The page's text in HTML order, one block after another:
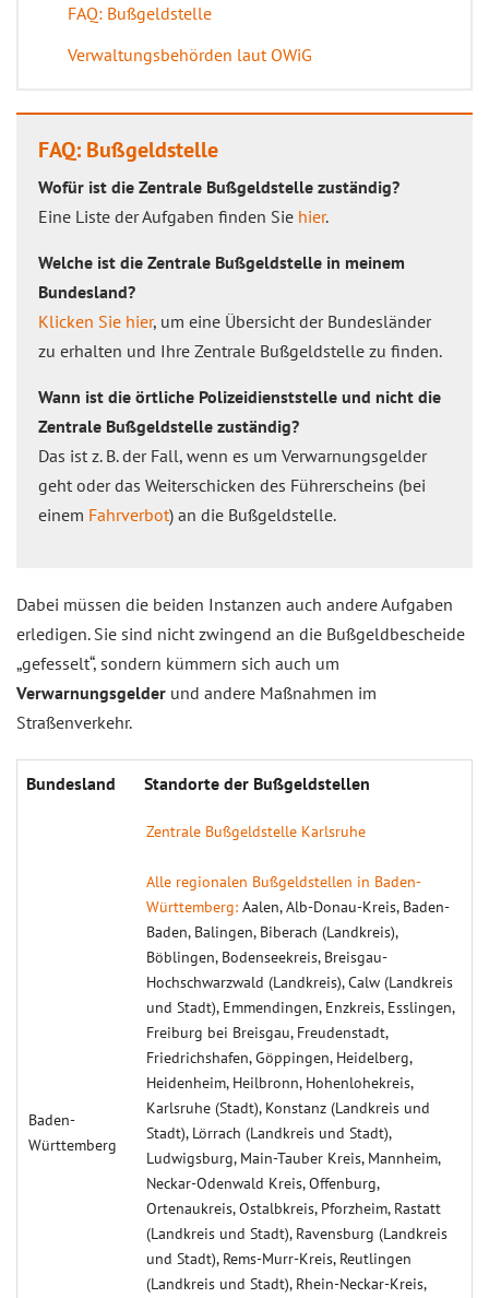
FAQ: Bußgeldstelle
Verwaltungsbehörden laut OWiG
FAQ: Bußgeldstelle
Wofür ist die Zentrale Bußgeldstelle zuständig?
Eine Liste der Aufgaben finden Sie hier.
Welche ist die Zentrale Bußgeldstelle in meinem
Bundesland?
Klicken Sie hier, um eine Übersicht der Bundesländer
zu erhalten und Ihre Zentrale Bußgeldstelle zu finden.
Wann ist die örtliche Polizeidienststelle und nicht die
Zentrale Bußgeldstelle zuständig?
Das ist z. B. der Fall, wenn es um Verwarnungsgelder
geht oder das Weiterschicken des Führerscheins (bei
einem Fahrverbot) an die Bußgeldstelle.
Dabei müssen die beiden Instanzen auch andere Aufgaben
erledigen. Sie sind nicht zwingend an die Bußgeldbescheide
„gefesselt“, sondern kümmern sich auch um
Verwarnungsgelder und andere Maßnahmen im
Straßenverkehr.
Bundesland Standorte der Bußgeldstellen
Baden-
Württemberg
Zentrale Bußgeldstelle Karlsruhe
Alle regionalen Bußgeldstellen in Baden-
Württemberg: Aalen, Alb-Donau-Kreis, Baden-
Baden, Balingen, Biberach (Landkreis),
Böblingen, Bodenseekreis, Breisgau-
Hochschwarzwald (Landkreis), Calw (Landkreis
und Stadt), Emmendingen, Enzkreis, Esslingen,
Freiburg bei Breisgau, Freudenstadt,
Friedrichshafen, Göppingen, Heidelberg,
Heidenheim, Heilbronn, Hohenlohekreis,
Karlsruhe (Stadt), Konstanz (Landkreis und
Stadt), Lörrach (Landkreis und Stadt),
Ludwigsburg, Main-Tauber Kreis, Mannheim,
Neckar-Odenwald Kreis, Offenburg,
Ortenaukreis, Ostalbkreis, Pforzheim, Rastatt
(Landkreis und Stadt), Ravensburg (Landkreis
und Stadt), Rems-Murr-Kreis, Reutlingen
(Landkreis und Stadt), Rhein-Neckar-Kreis,